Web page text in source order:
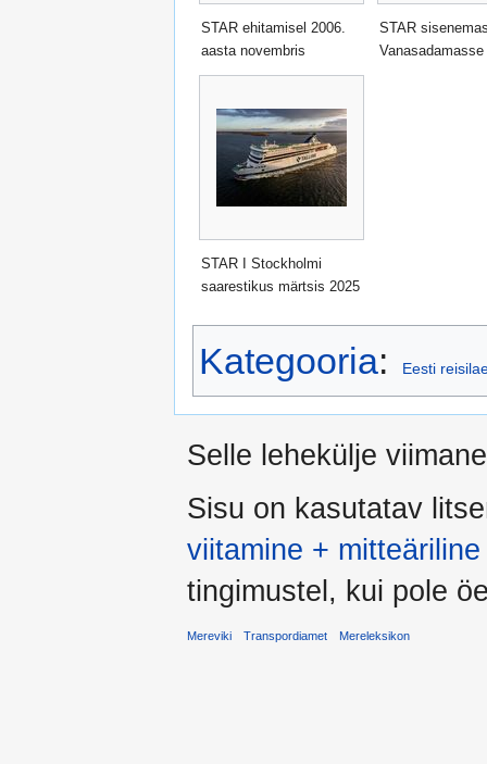
STAR ehitamisel 2006.
aasta novembris
STAR
Vanasadamasse
STAR I Stockholmi
saarestikus märtsis 2025
Kategooria: Eesti
Selle lehekülje
Sisu on kasutatav
viitamine +
tingimustel, kui pole
Mereviki Transpordiamet Mereleksikon